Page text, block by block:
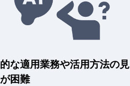
な適用業務や活用方法の見
困難